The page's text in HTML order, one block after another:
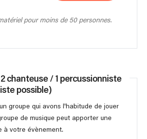
pour moins de 50 personnes.
chanteuse / 1 percussionniste
possible)
groupe qui avons l'habitude de jouer
de musique peut apporter une
à votre évènement.